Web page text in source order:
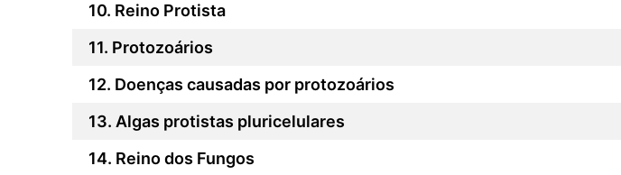
Reino Protista
Protozoários
Doenças causadas por protozoários
Algas protistas pluricelulares
Reino dos Fungos